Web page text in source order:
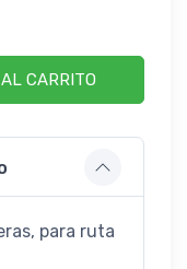
CARRITO
para ruta